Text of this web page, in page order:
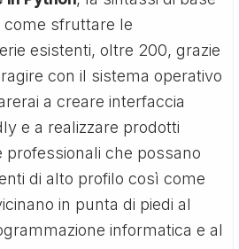
come sfruttare le
esistenti, oltre 200, grazie
con il sistema operativo
a creare interfaccia
e a realizzare prodotti
che possano
di alto profilo così come
in punta di piedi al
informatica e al